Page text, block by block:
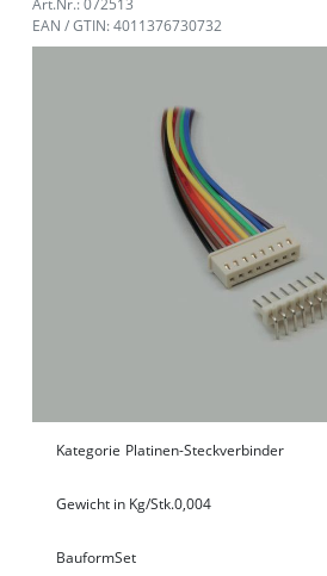
EAN / GTIN: 4011376730732
Kategorie Platinen-Steckverbinder
Gewicht in Kg/Stk.0,004
BauformSet